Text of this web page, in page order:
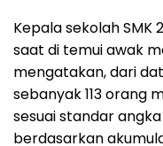
Kepala sekolah SMK
saat di temui awak
mengatakan, dari
sebanyak 113 orang
sesuai standar
berdasarkan